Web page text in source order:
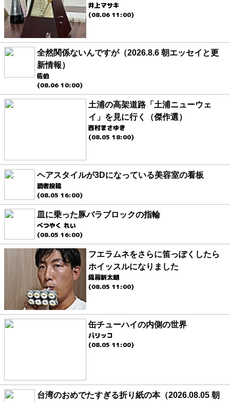
井上マサキ
(08.06 11:00)
全然関係ないんですが（2026.8.6 朝エッセイと更
新情報）
佐伯
(08.06 10:00)
土浦の高架道路「土浦ニューウェ
イ」を見に行く（傑作選）
西村まさゆき
(08.05 18:00)
ヘアスタイルが3Dになっている美容室の看板
読者投稿
(08.05 16:00)
皿に乗った豚バラブロックの指輪
べつやく れい
(08.05 16:00)
フエラムネをさらに笛っぽくしたら
ホイッスルになりました
爲房新太朗
(08.05 11:00)
缶チューハイの内側の世界
パリッコ
(08.05 11:00)
台湾のおめでたすぎる折り紙の本（2026.08.05 朝